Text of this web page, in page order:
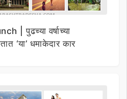
| पुढच्या वर्षाच्या
‘या’ धमाकेदार कार